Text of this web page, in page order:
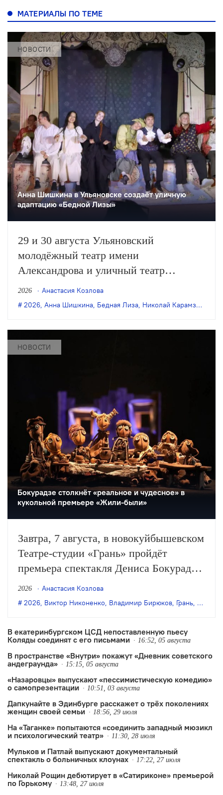
МАТЕРИАЛЫ ПО ТЕМЕ
НОВОСТИ
Анна Шишкина в Ульяновске создаëт уличную
адаптацию «Бедной Лизы»
29 и 30 августа Ульяновский
молодёжный театр имени
Александрова и уличный театр
«Странствующие куклы господина
Пэжо» из Санкт-Петербурга покажут
«Бедная Лиза» по одноимённой
повести Карамзина. Постановка
2026
Анастасия Козлова
2026 Анна Шишкина Бедная Лиза Николай Карамзин
НОВОСТИ
Бокурадзе столкнëт «реальное и чудесное» в
кукольной премьере «Жили-были»
Завтра, 7 августа, в новокуйбышевском
Театре-студии «Грань» пройдёт
премьера спектакля Дениса Бокурадзе
«Жили-были» по пьесе Владимира
Бирюкова.
2026
Анастасия Козлова
2026 Виктор Никоненко Владимир Бирюков Грань Денис
В екатеринбургском ЦСД непоставленную пьесу
Коляды соединят с его письмами
16:52, 05 августа
В пространстве «Внутри» покажут «Дневник советского
андеграунда»
15:15, 05 августа
«Назаровцы» выпускают «пессимистическую комедию»
о самопрезентации
10:51, 03 августа
Дапкунайте в Эдинбурге расскажет о трёх поколениях
женщин своей семьи
18:56, 29 июля
На «Таганке» попытаются «соединить западный мюзикл
и психологический театр»
11:30, 28 июля
Мульков и Патлай выпускают документальный
спектакль о больничных клоунах
17:22, 27 июля
Николай Рощин дебютирует в «Сатириконе» премьерой
по Горькому
13:48, 27 июля